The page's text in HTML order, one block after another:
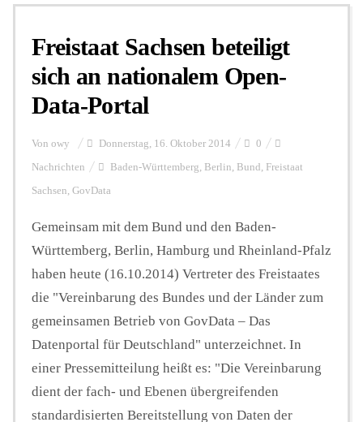
Personalien
Hintergrund
FUNKTURM-Beiträge
Podcast
Seminare
Unterstützen
Freistaat Sachsen beteiligt
sich an nationalem Open-
Data-Portal
Von owy Donnerstag, 16. Oktober 2014 0
Nachrichten Baden-Württemberg, Berlin, Bund , Freistaat
Sachsen, GovData
Gemeinsam mit dem Bund und den Baden-
Württemberg, Berlin, Hamburg und Rheinland-Pfalz
haben heute (16.10.2014) Vertreter des Freistaates
die "Vereinbarung des Bundes und der Länder zum
gemeinsamen Betrieb von GovData – Das
Datenportal für Deutschland" unterzeichnet. In
einer Pressemitteilung heißt es: "Die Vereinbarung
dient der fach- und Ebenen übergreifenden
standardisierten Bereitstellung von Daten der